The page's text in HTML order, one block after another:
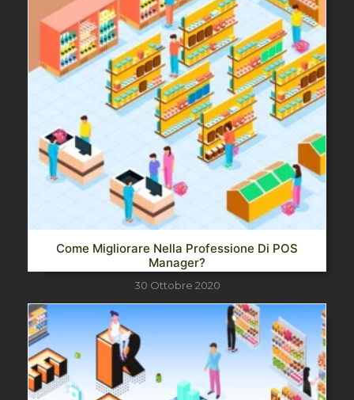
Come Migliorare Nella Professione Di POS
Manager?
30 Ottobre 2020